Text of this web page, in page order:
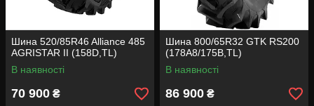
Шина 520/85R46 Alliance 485
AGRISTAR II (158D,TL)
В наявності
70 900 ₴
Шина 800/65R32 GTK RS200
(178A8/175B,TL)
В наявності
86 900 ₴